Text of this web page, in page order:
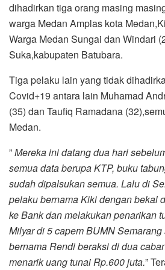
dihadirkan tiga orang masing
warga Medan Amplas kota
Warga Medan Sungai dan Windari
Suka,kabupaten Batubara.
Tiga pelaku lain yang tidak
Covid+19 antara lain Muhamad
(35) dan Taufiq Ramadana
Medan.
”Mereka ini datang dua hari
semua data berupa KTP, buku
sudah dipalsukan semua. Lalu di
pelaku bernama Kiki dengan bekal
ke Bank dan melakukan penarikan
Milyar di 5 capem BUMN
bernama Rendi beraksi di dua
menarik uang tunai Rp.600 juta.”